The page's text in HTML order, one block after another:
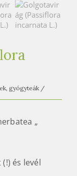
gyógyteák /
„
és levél